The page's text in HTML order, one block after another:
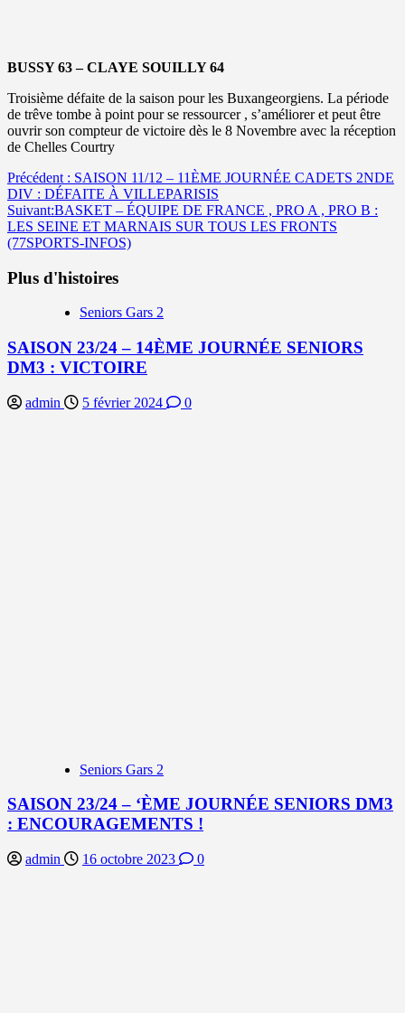
BUSSY 63 – CLAYE SOUILLY 64
Troisième défaite de la saison pour les Buxangeorgiens. La période
de trêve tombe à point pour se ressourcer , s’améliorer et peut être
ouvrir son compteur de victoire dès le 8 Novembre avec la réception
de Chelles Courtry
Navigation
d’article
Précédent : SAISON 11/12 – 11ÈME JOURNÉE CADETS 2NDE
DIV : DÉFAITE À VILLEPARISIS
Suivant:BASKET – ÉQUIPE DE FRANCE , PRO A , PRO B :
LES SEINE ET MARNAIS SUR TOUS LES FRONTS
(77SPORTS-INFOS)
Plus d'histoires
Seniors Gars 2
SAISON 23/24 – 14ÈME JOURNÉE SENIORS
DM3 : VICTOIRE
admin 5 février 2024 0
Seniors Gars 2
SAISON 23/24 – ‘ÈME JOURNÉE SENIORS DM3
: ENCOURAGEMENTS !
admin 16 octobre 2023 0